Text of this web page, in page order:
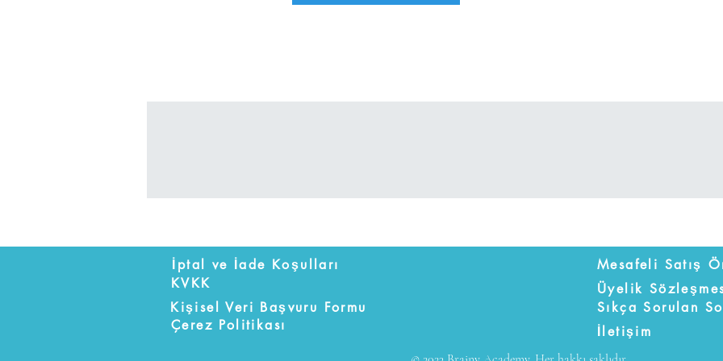
İptal ve İade Koşulları
KVKK
Kişisel Veri Başvuru Formu
Çerez Politikası
Üyelik
Sıkça Sorulan
İletişim